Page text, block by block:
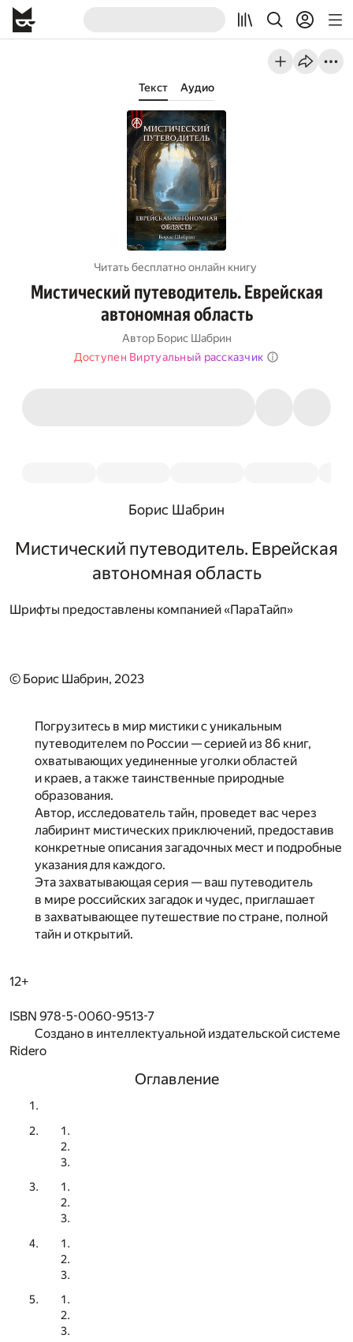
Текст Аудио
Читать бесплатно онлайн книгу
Мистический путеводитель. Еврейская
автономная область
Автор Борис Шабрин
Доступен Виртуальный рассказчик
Борис Шабрин
Мистический путеводитель. Еврейская
автономная область
Шрифты предоставлены компанией «ПараТайп»
© Борис Шабрин, 2023
Погрузитесь в мир мистики с уникальным
путеводителем по России — серией из 86 книг,
охватывающих уединенные уголки областей
и краев, а также таинственные природные
образования.
Автор, исследователь тайн, проведет вас через
лабиринт мистических приключений, предоставив
конкретные описания загадочных мест и подробные
указания для каждого.
Эта захватывающая серия — ваш путеводитель
в мире российских загадок и чудес, приглашает
в захватывающее путешествие по стране, полной
тайн и открытий.
12+
ISBN 978-5-0060-9513-7
Создано в интеллектуальной издательской системе
Ridero
Оглавление